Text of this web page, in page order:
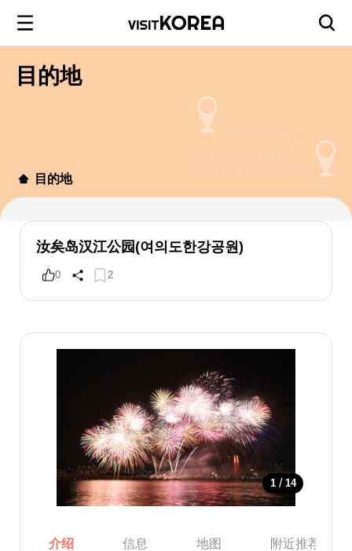
目的地
目的地
汝矣岛汉江公园(여의도한강공원)
0 2
1 / 14
介绍 信息 地图 附近推荐景点